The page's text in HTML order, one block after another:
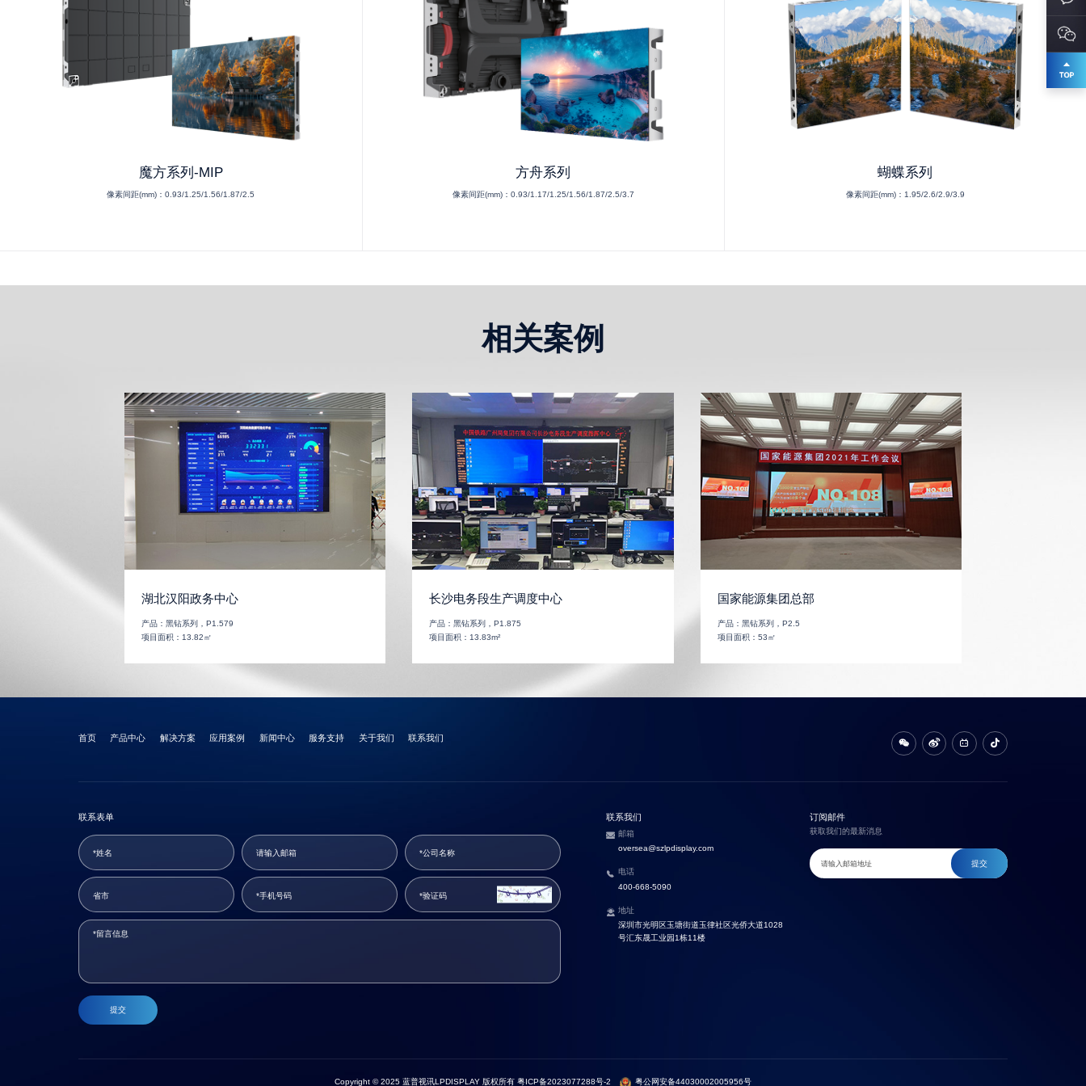
魔方系列-MIP
像素间距(mm)：0.93/1.25/1.56/1.87/2.5
方舟系列
像素间距(mm)： 0.93/1.17/1.25/1.56/1.87/2.5/3.7
蝴蝶系列
像素间距(mm)： 1.95/2.6/2.9/3.9
相关案例
湖北汉阳政务中心
产品： 黑钻系列，P1.579
项目面积： 13.82㎡
长沙电务段生产调度中心
产品：黑钻系列，P1.875
项目面积： 13.83m²
国家能源集团总部
产品： 黑钻系列，P2.5
项目面积： 53㎡
首页 产品中心 解决方案 应用案例 新闻中心 服务支持 关于我们 联系我们
联系表单
提交
联系我们
邮箱
oversea@szlpdisplay.com
电话
400-668-5090
地址
深圳市光明区玉塘街道玉律社区光侨大道1028
号汇东晟工业园1栋11楼
订阅邮件
获取我们的最新消息
提交
Copyright © 2025 蓝普视讯LPDISPLAY 版权所有粤ICP备2023077288号-2 粤公网安备44030002005956号